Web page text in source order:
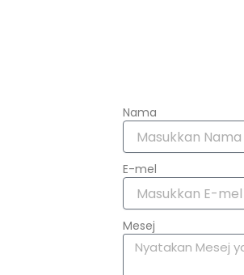
Nama
E-mel
Mesej